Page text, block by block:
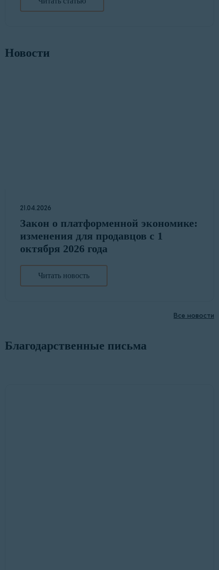
Новости
21.04.2026
Закон о платформенной экономике:
изменения для продавцов с 1
октября 2026 года
Читать новость
Все новости
Благодарственные письма